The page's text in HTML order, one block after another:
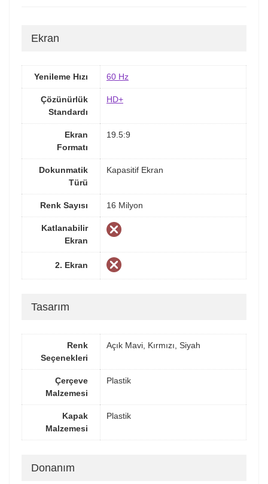
Ekran
Yenileme Hızı 60 Hz
Çözünürlük
Standardı
HD+
Ekran
Formatı
19.5:9
Dokunmatik
Türü
Kapasitif Ekran
Renk Sayısı 16 Milyon
Katlanabilir
Ekran
2. Ekran
Tasarım
Renk
Seçenekleri
Açık Mavi, Kırmızı, Siyah
Çerçeve
Malzemesi
Plastik
Kapak
Malzemesi
Plastik
Donanım